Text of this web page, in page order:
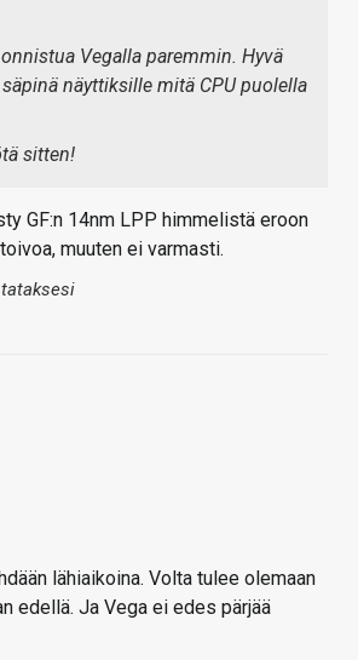
Vegalla paremmin. Hyvä
näyttiksille mitä CPU puolella
sitten!
GF:n 14nm LPP himmelistä eroon
muuten ei varmasti.
lähiaikoina. Volta tulee olemaan
edellä. Ja Vega ei edes pärjää